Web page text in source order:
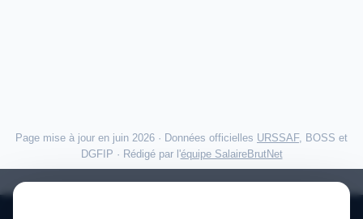
Page mise à jour en juin 2026 · Données officielles URSSAF, BOSS et
DGFIP · Rédigé par l'équipe SalaireBrutNet